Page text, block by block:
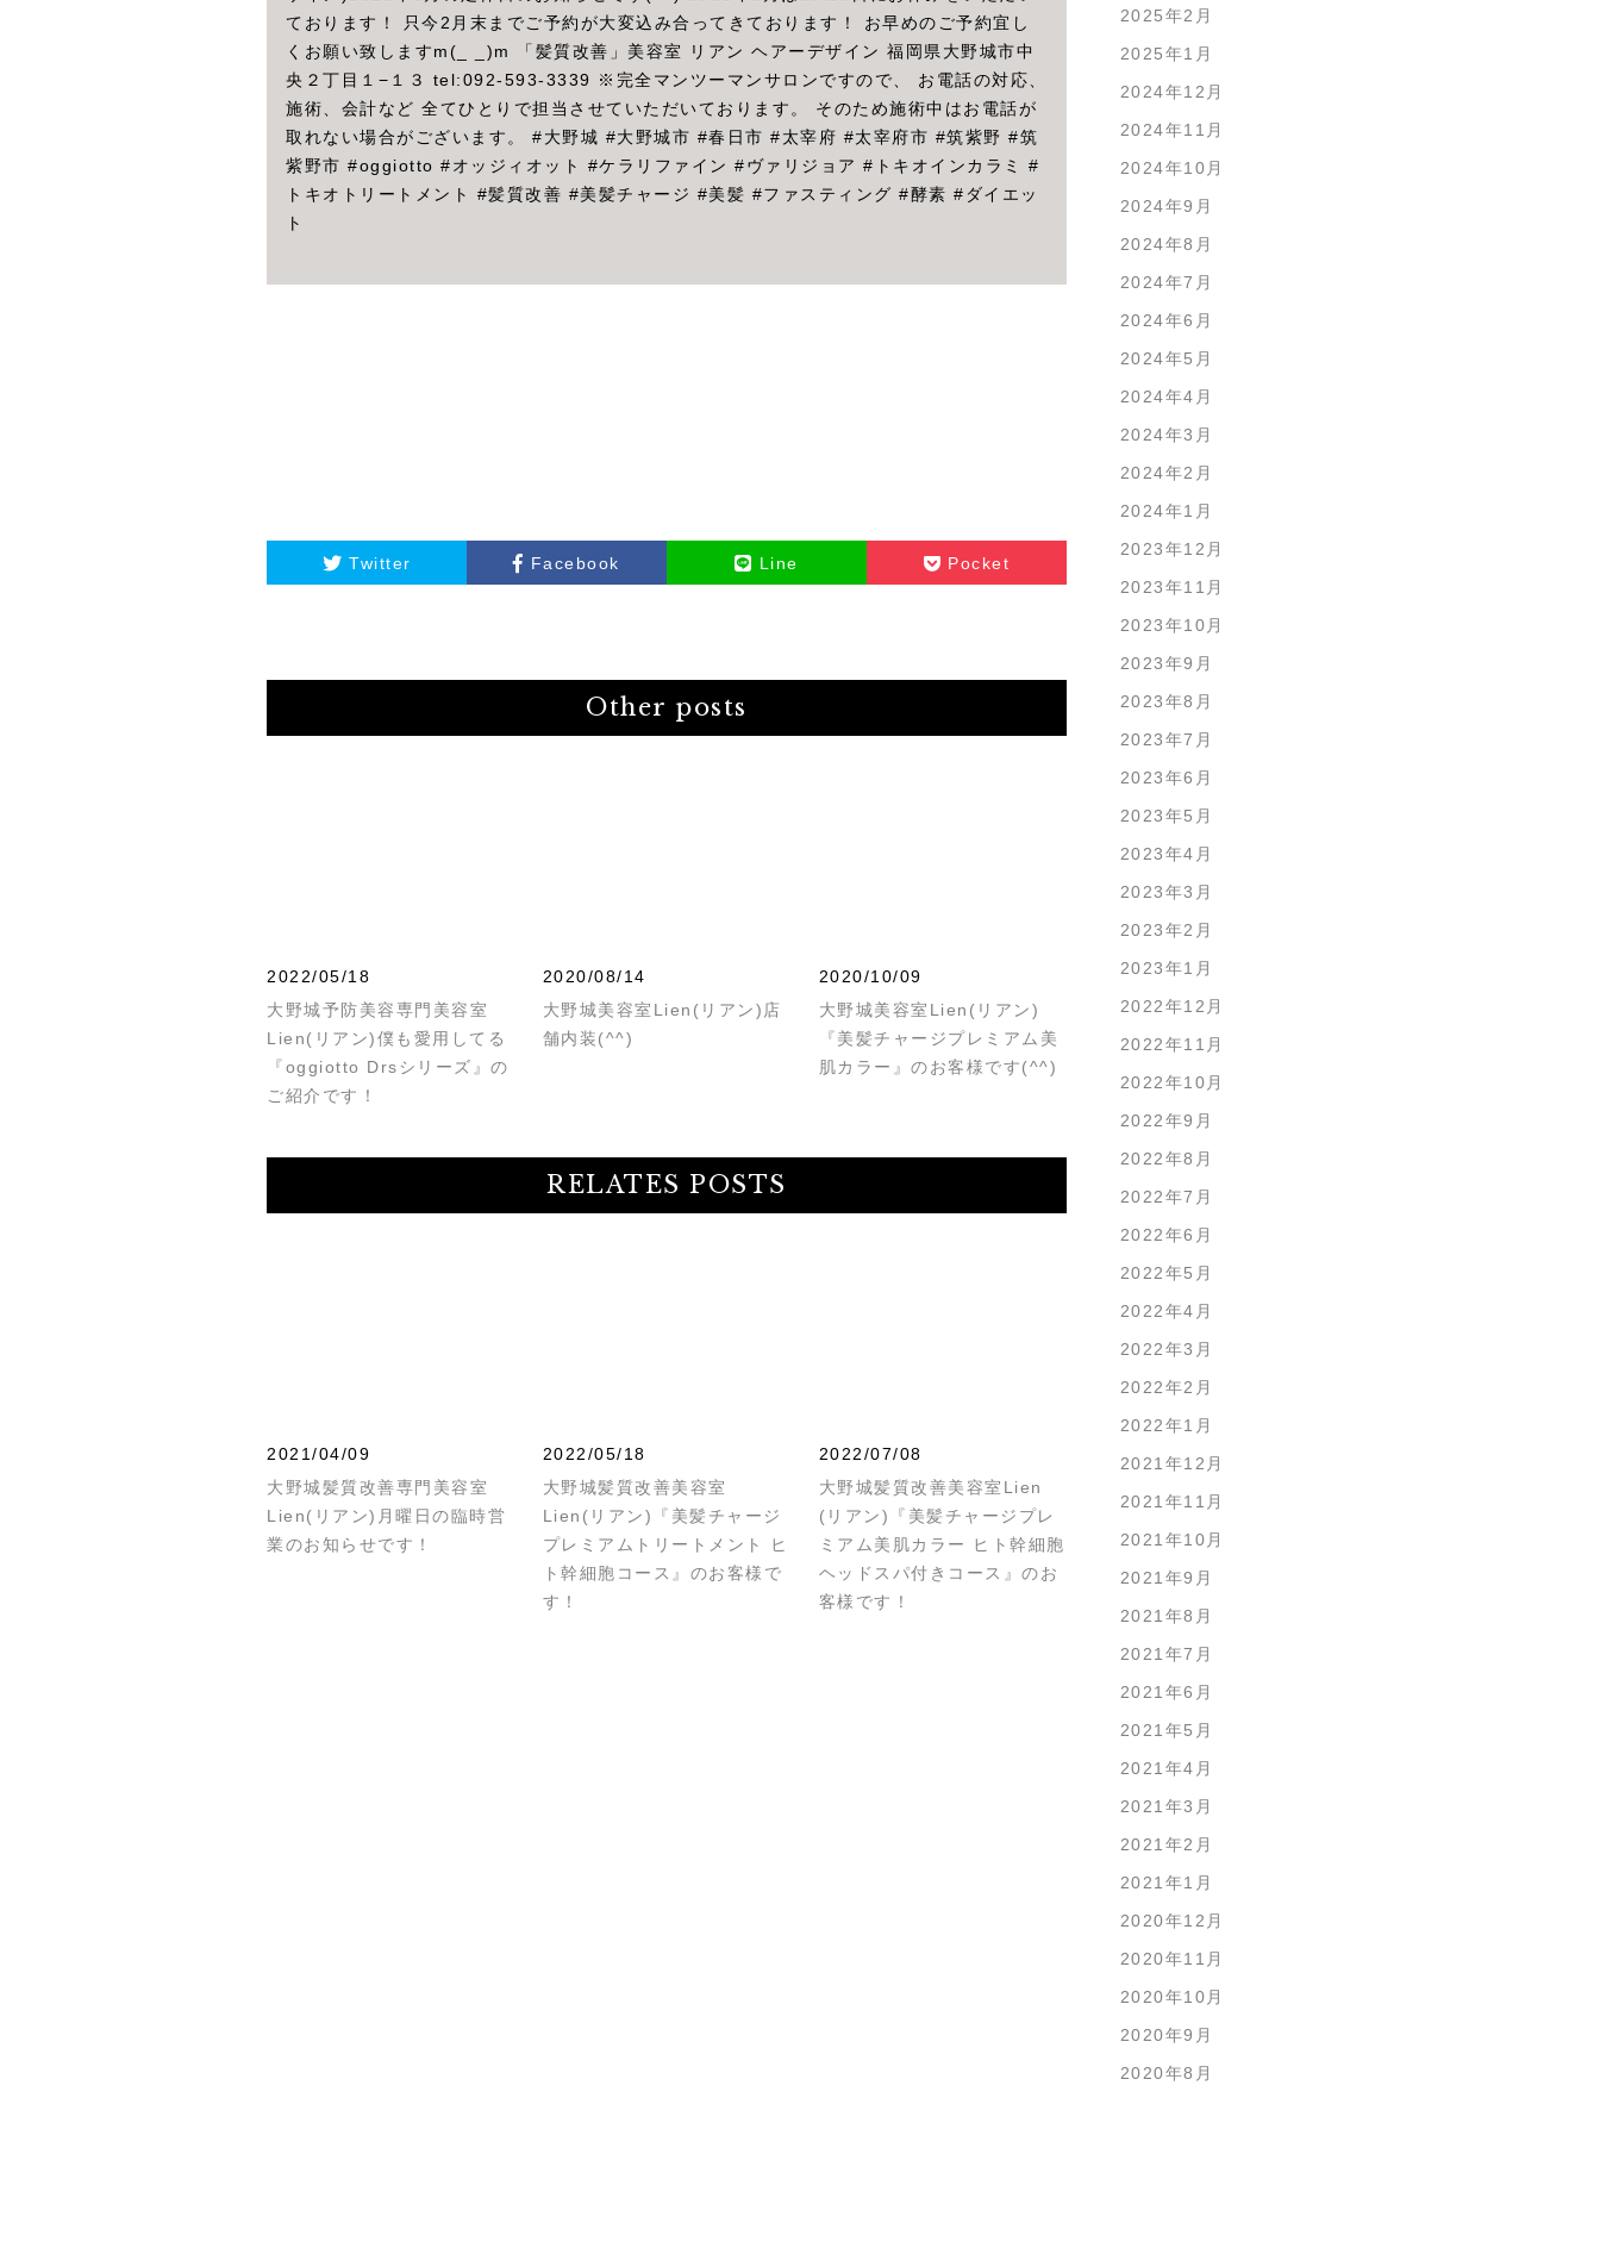
ております！ 只今2月末までご予約が大変込み合ってきております！ お早めのご予約宜し
くお願い致しますm(_ _)m 「髪質改善」美容室 リアン ヘアーデザイン 福岡県大野城市中
央２丁目１−１３ tel:092-593-3339 ※完全マンツーマンサロンですので、 お電話の対応、
施術、会計など 全てひとりで担当させていただいております。 そのため施術中はお電話が
取れない場合がございます。 #大野城 #大野城市 #春日市 #太宰府 #太宰府市 #筑紫野 #筑
紫野市 #oggiotto #オッジィオット #ケラリファイン #ヴァリジョア #トキオインカラミ #
トキオトリートメント #髪質改善 #美髪チャージ #美髪 #ファスティング #酵素 #ダイエッ
ト
Twitter Facebook Line Pocket
Other posts
2022/05/18
大野城予防美容専門美容室
Lien(リアン)僕も愛用してる
『oggiotto Drsシリーズ』の
ご紹介です！
2020/08/14
大野城美容室Lien(リアン)店
舗内装(^^)
2020/10/09
大野城美容室Lien(リアン)
『美髪チャージプレミアム美
肌カラー』のお客様です(^^)
RELATES POSTS
2021/04/09
大野城髪質改善専門美容室
Lien(リアン)月曜日の臨時営
業のお知らせです！
2022/05/18
大野城髪質改善美容室
Lien(リアン)『美髪チャージ
プレミアムトリートメント ヒ
ト幹細胞コース』のお客様で
す！
2022/07/08
大野城髪質改善美容室Lien
(リアン)『美髪チャージプレ
ミアム美肌カラー ヒト幹細胞
ヘッドスパ付きコース』のお
客様です！
2025年2月
2025年1月
2024年12月
2024年11月
2024年10月
2024年9月
2024年8月
2024年7月
2024年6月
2024年5月
2024年4月
2024年3月
2024年2月
2024年1月
2023年12月
2023年11月
2023年10月
2023年9月
2023年8月
2023年7月
2023年6月
2023年5月
2023年4月
2023年3月
2023年2月
2023年1月
2022年12月
2022年11月
2022年10月
2022年9月
2022年8月
2022年7月
2022年6月
2022年5月
2022年4月
2022年3月
2022年2月
2022年1月
2021年12月
2021年11月
2021年10月
2021年9月
2021年8月
2021年7月
2021年6月
2021年5月
2021年4月
2021年3月
2021年2月
2021年1月
2020年12月
2020年11月
2020年10月
2020年9月
2020年8月